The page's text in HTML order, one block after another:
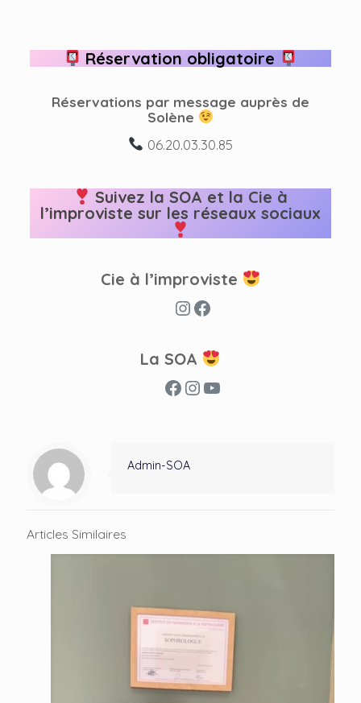
Réservation obligatoire
Réservations par message auprès de
Solène
06.20.03.30.85
Suivez la SOA et la Cie à
l’improviste sur les réseaux sociaux
Cie à l’improviste
Instagram
Facebook
La SOA
Facebook
Instagram
YouTube
Admin-SOA
Articles Similaires